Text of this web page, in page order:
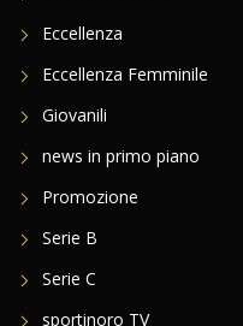
Eccellenza
Eccellenza Femminile
Giovanili
news in primo piano
Promozione
Serie B
Serie C
sportinoro TV